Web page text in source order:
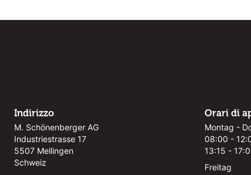
Indirizzo
M. Schönenberger AG
Industriestrasse 17
5507 Mellingen
Schweiz
Orari di
Montag -
08:00 -
13:15 -
Freitag